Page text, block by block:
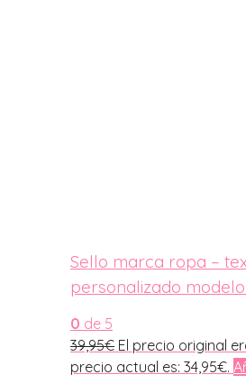
Sello marca ropa –
personalizado
0 de 5
39,95€ El precio original
precio actual es: 34,95€.